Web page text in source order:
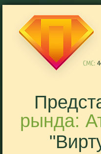
рында: